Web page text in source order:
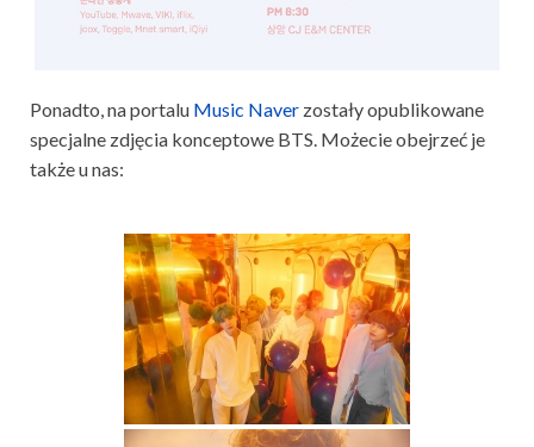
Ponadto, na portalu Music Naver zostały opublikowane
specjalne zdjęcia konceptowe BTS. Możecie obejrzeć je
także u nas: